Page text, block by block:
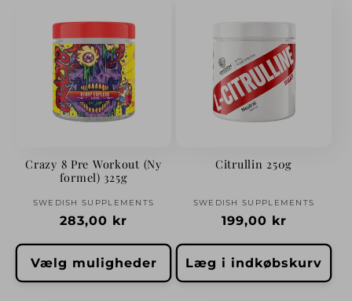
Crazy 8 Pre Workout (Ny
formel) 325g
Forhandler:
SWEDISH SUPPLEMENTS
Normalpris
283,00 kr
Vælg muligheder
Citrullin 250g
Forhandler:
SWEDISH SUPPLEMENTS
Normalpris
199,00 kr
Læg i indkøbskurv